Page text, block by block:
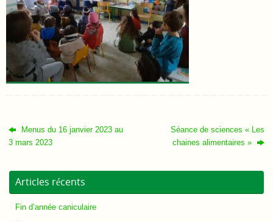
Menus du 16 janvier 2023 au
3 mars 2023
Séance de sciences « Les
chaines alimentaires »
Articles récents
Fin d’année caniculaire